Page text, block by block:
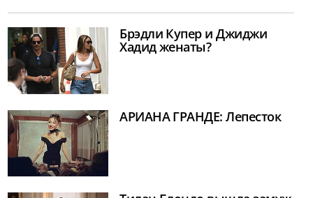
Брэдли Купер и Джиджи
Хадид женаты?
АРИАНА ГРАНДЕ: Лепесток